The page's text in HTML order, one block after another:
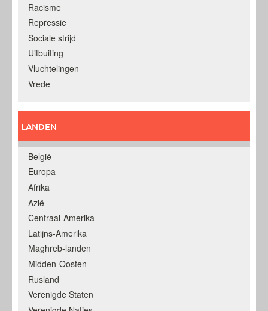
Racisme
Repressie
Sociale strijd
Uitbuiting
Vluchtelingen
Vrede
LANDEN
België
Europa
Afrika
Azië
Centraal-Amerika
Latijns-Amerika
Maghreb-landen
Midden-Oosten
Rusland
Verenigde Staten